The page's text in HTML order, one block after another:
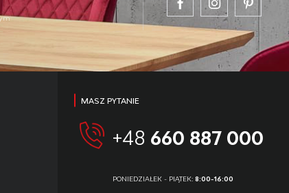
MASZ PYTANIE
+48 660 887 000
PONIEDZIAŁEK - PIĄTEK:8:00-16:00